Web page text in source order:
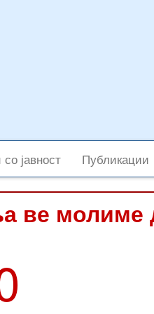
јавност Публикации
ве молиме